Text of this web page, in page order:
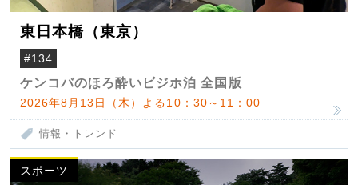
東日本橋（東京）
#134
ケンコバのほろ酔いビジホ泊 全国版
2026年8月13日（木）よる10：30～11：00
情報・トレンド
スポーツ